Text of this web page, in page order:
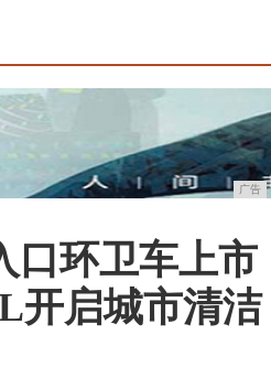
广告
口环卫车上市
开启城市清洁